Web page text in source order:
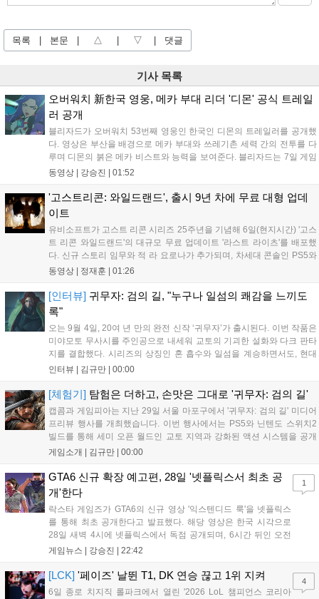
목록 본문 △ ▽ 댓글
기사 목록
오버워치 新한국 영웅, 메카 부대 리더 '디몬' 공식 트레일
러 공개
블리자드가 오버워치 53번째 영웅인 한국인 디몬의 트레일러를 공개했
다. 영상은 부산을 배경으로 메카 부대와 쓰레기촌 세력 간의 전투를 다
루며 디몬의 붉은 메카 비스트와 능력을 보여준다. 블리자드는 7일 게임
플레이 영상 공개를 시작으로 10일 시즌4 트레일러를 선보이며, 11일 시
론의 대립이 본격화될 전망이다....
동영상 | 강승진 01:52
'고스트리콘: 와일드랜드', 출시 9년 차에 무료 대형 업데
이트
유비소프트가 고스트 리콘 시리즈 25주년을 기념해 6일(현지시간) '고스
트 리콘 와일드랜드'의 대규모 무료 업데이트 '라스트 라이츠'를 배포했
다. 신규 스토리 임무와 적 라 요로나가 추가되며, 차세대 콘솔인 PS5와
Xbox Series X|S에서 4K 60FPS를 지원한다. 또한 편의성 개선과 함께
리를 제공한다....
동영상 | 정재훈 01:26
[인터뷰] 귀무자: 검의 길, "누구나 일섬의 쾌감을 느끼도
록"
오는 9월 4일, 20여 년 만의 완전 신작 ‘귀무자’가 출시된다. 이번 작품은
미야모토 무사시를 주인공으로 내세워 교토의 기괴한 설화와 다크 판타
지를 결합했다. 시리즈의 상징인 혼 흡수와 일섬을 계승하면서도, 현대
적인 검극 액션과 '무너뜨리기 일섬'을 더해 전투의 깊이를 더했다. 개발
하고자 했으며, 실제 검술 전문가의 모션 캡처를 통해 리얼리티를 극대
화했다. 세계관을 새롭게 재구성한 이번 신작은 기존 시리즈와 설정은
다르지만, 특유의 통쾌한 손맛과 다크 판타지 분위기를 충실히 담아내어
시리즈 팬과 신규 이용자 모두에게 새로운 재미를 선사할 예정이다....
인터뷰 | 김규만 00:00
[체험기] 탐험은 더하고, 손맛은 그대로 '귀무자: 검의 길'
캡콤과 게임피아는 지난 29일 서울 마포구에서 '귀무자: 검의 길' 미디어
프리뷰 행사를 개최했습니다. 이번 행사에서는 PS5와 닌텐도 스위치2
빌드를 통해 세미 오픈 월드인 교토 지역과 강화된 액션 시스템을 공개
했습니다. 주인공 미야모토 무사시가 오니를 정화하는 과정을 담았으며,
탄탄한 게임성을 선보여 기대감을 높였습니다....
게임소개 | 김규만 00:00
GTA6 신규 확장 예고편, 28일 '넷플릭스서 최초 공
개'한다
락스타 게임즈가 GTA6의 신규 영상 '익스텐디드 룩'을 넷플릭스
를 통해 최초 공개한다고 발표했다. 해당 영상은 한국 시각으로
28일 새벽 4시에 넷플릭스에서 독점 공개되며, 6시간 뒤인 오전
10시부터 공식 유튜브와 홈페이지에서도 확인할 수 있다. 기존보
이례적인 협업이 향후 게임 마케팅 방식에 어떤 변화를 가져올지
전 세계 팬들의 이목이 쏠리고 있다....
게임뉴스 | 강승진 22:42
1
[LCK] '페이즈' 날뛴 T1, DK 연승 끊고 1위 지켜
6일 종로 치지직 롤파크에서 열린 '2026 LoL 챔피언스 코리아
4